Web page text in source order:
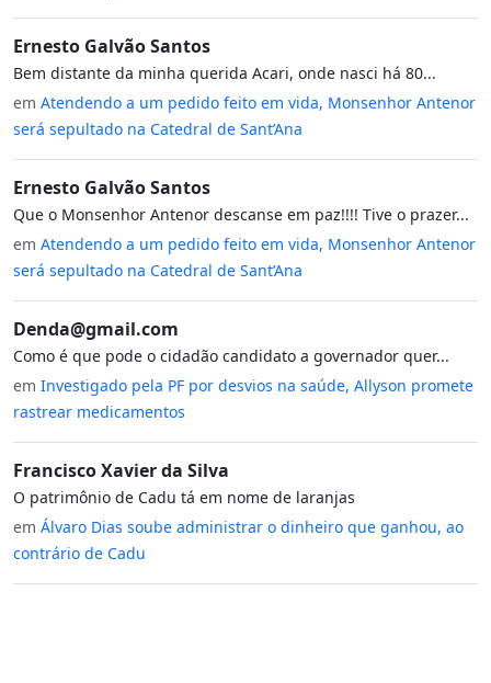
Ernesto Galvão Santos
Bem distante da minha querida Acari, onde nasci há 80...
em Atendendo a um pedido feito em vida, Monsenhor Antenor
será sepultado na Catedral de Sant’Ana
Ernesto Galvão Santos
Que o Monsenhor Antenor descanse em paz!!!! Tive o prazer...
em Atendendo a um pedido feito em vida, Monsenhor Antenor
será sepultado na Catedral de Sant’Ana
Denda@gmail.com
Como é que pode o cidadão candidato a governador quer...
em Investigado pela PF por desvios na saúde, Allyson promete
rastrear medicamentos
Francisco Xavier da Silva
O patrimônio de Cadu tá em nome de laranjas
em Álvaro Dias soube administrar o dinheiro que ganhou, ao
contrário de Cadu